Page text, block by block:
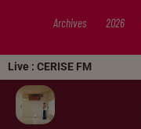
Live : CERISE FM
Archives 2026